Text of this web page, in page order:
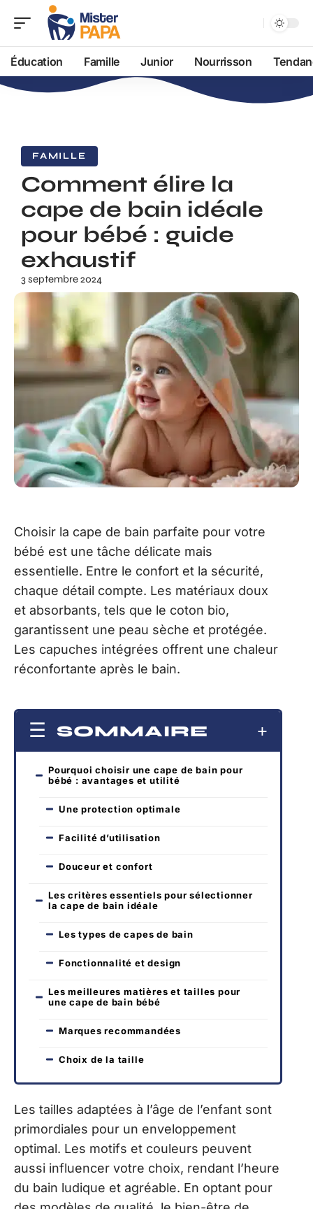
Éducation Famille Junior Nourrisson
FAMILLE
Comment élire la
cape de bain idéale
pour bébé : guide
exhaustif
3 septembre 2024
Choisir la cape de bain parfaite pour votre
bébé est une tâche délicate mais
essentielle. Entre le confort et la sécurité,
chaque détail compte. Les matériaux doux
et absorbants, tels que le coton bio,
garantissent une peau sèche et protégée.
Les capuches intégrées offrent une chaleur
réconfortante après le bain.
SOMMAIRE
Pourquoi choisir une cape de bain pour
bébé : avantages et utilité
Une protection optimale
Facilité d’utilisation
Douceur et confort
Les critères essentiels pour sélectionner
la cape de bain idéale
Les types de capes de bain
Fonctionnalité et design
Les meilleures matières et tailles pour
une cape de bain bébé
Marques recommandées
Choix de la taille
Les tailles adaptées à l’âge de l’enfant sont
primordiales pour un enveloppement
optimal. Les motifs et couleurs peuvent
aussi influencer votre choix, rendant l’heure
du bain ludique et agréable. En optant pour